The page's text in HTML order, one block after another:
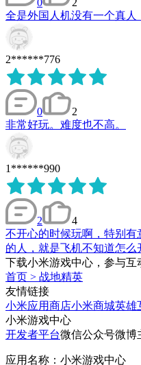
全是外国人机没有一个真
2******776
0
2
非常好玩。难度也不高。
1******990
2
4
不开心的时候玩啊，特别
的人，就是飞机不知道怎么
下载小米游戏中心，参与互
首页 > 战地精英
友情链接
小米应用商店小米商城英雄
小米游戏中心
开发者平台微信公众号微博
应用名称：小米游戏中心